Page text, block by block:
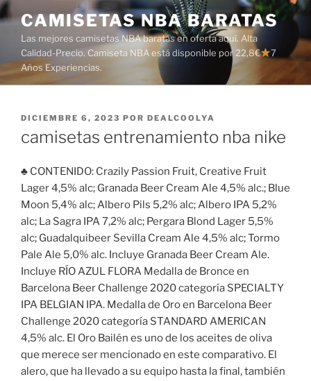
Saltar
al
contenido
CAMISETAS NBA BARATAS
Las mejores camisetas NBA baratas en oferta aquí. Alta
Calidad-Precio. Camiseta NBA está disponible por 22,8€
7
Años Experiencias.
PUBLICADO
DICIEMBRE 6, 2023 POR DEALCOOLYA
camisetas entrenamiento nba nike
♣ CONTENIDO: Crazily Passion Fruit, Creative Fruit
Lager 4,5% alc; Granada Beer Cream Ale 4,5% alc.; Blue
Moon 5,4% alc; Albero Pils 5,2% alc; Albero IPA 5,2%
alc; La Sagra IPA 7,2% alc; Pergara Blond Lager 5,5%
alc; Guadalquibeer Sevilla Cream Ale 4,5% alc; Tormo
Pale Ale 5,0% alc. Incluye Granada Beer Cream Ale.
Incluye RÍO AZUL FLORA Medalla de Bronce en
Barcelona Beer Challenge 2020 categoría SPECIALTY
IPA BELGIAN IPA. Medalla de Oro en Barcelona Beer
Challenge 2020 categoría STANDARD AMERICAN
4,5% alc. El Oro Bailén es uno de los aceites de oliva
que merece ser mencionado en este comparativo. El
alero, que ha llevado a su equipo hasta la final, también